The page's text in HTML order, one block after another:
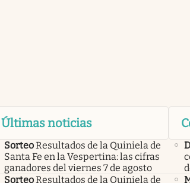
Últimas noticias
SorteoResultados de la Quiniela de
Santa Fe en la Vespertina: las cifras
ganadores del viernes 7 de agosto
SorteoResultados de la Quiniela de